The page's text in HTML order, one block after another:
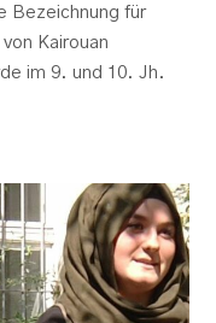
Bezeichnung für
Kairouan
im 9. und 10. Jh.